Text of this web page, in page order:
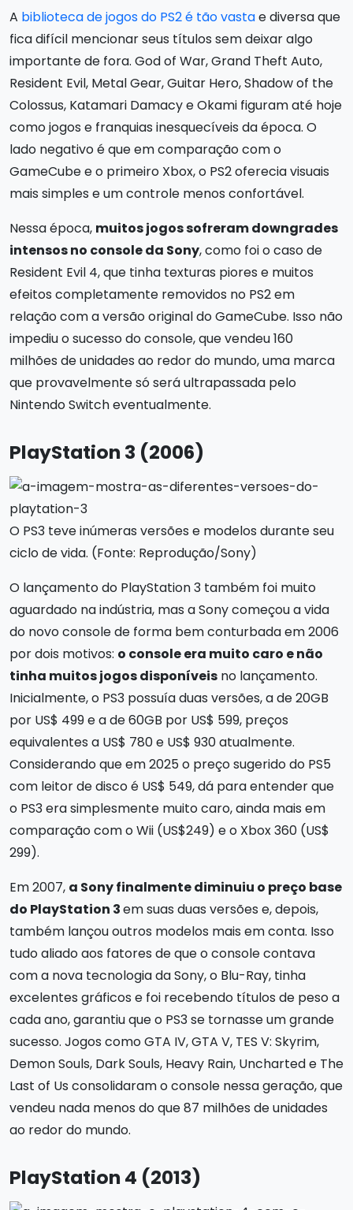
A biblioteca de jogos do PS2 é tão vastae diversa que
fica difícil mencionar seus títulos sem deixar algo
importante de fora. God of War, Grand Theft Auto,
Resident Evil, Metal Gear, Guitar Hero, Shadow of the
Colossus, Katamari Damacy e Okami figuram até hoje
como jogos e franquias inesquecíveis da época. O
lado negativo é que em comparação com o
GameCube e o primeiro Xbox, o PS2 oferecia visuais
mais simples e um controle menos confortável.
Nessa época, muitos jogos sofreram downgrades
intensos no console da Sony, como foi o caso de
Resident Evil 4, que tinha texturas piores e muitos
efeitos completamente removidos no PS2 em
relação com a versão original do GameCube. Isso não
impediu o sucesso do console, que vendeu 160
milhões de unidades ao redor do mundo, uma marca
que provavelmente só será ultrapassada pelo
Nintendo Switch eventualmente.
PlayStation 3 (2006)
O PS3 teve inúmeras versões e modelos durante seu
ciclo de vida. (Fonte: Reprodução/Sony)
O lançamento do PlayStation 3 também foi muito
aguardado na indústria, mas a Sony começou a vida
do novo console de forma bem conturbada em 2006
por dois motivos: o console era muito caro e não
tinha muitos jogos disponíveis no lançamento.
Inicialmente, o PS3 possuía duas versões, a de 20GB
por US$ 499 e a de 60GB por US$ 599, preços
equivalentes a US$ 780 e US$ 930 atualmente.
Considerando que em 2025 o preço sugerido do PS5
com leitor de disco é US$ 549, dá para entender que
o PS3 era simplesmente muito caro, ainda mais em
comparação com o Wii (US$249) e o Xbox 360 (US$
299).
Em 2007, a Sony finalmente diminuiu o preço base
do PlayStation 3em suas duas versões e, depois,
também lançou outros modelos mais em conta. Isso
tudo aliado aos fatores de que o console contava
com a nova tecnologia da Sony, o Blu-Ray, tinha
excelentes gráficos e foi recebendo títulos de peso a
cada ano, garantiu que o PS3 se tornasse um grande
sucesso. Jogos como GTA IV, GTA V, TES V: Skyrim,
Demon Souls, Dark Souls, Heavy Rain, Uncharted e The
Last of Us consolidaram o console nessa geração, que
vendeu nada menos do que 87 milhões de unidades
ao redor do mundo.
PlayStation 4 (2013)